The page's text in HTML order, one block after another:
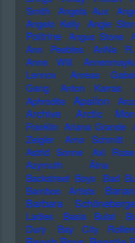
Smith
Angela Aux
Angelo Kelly
Angie
Poitrine Angus Stone
Ann Peebles
AnNa R.
Anne Will
Lennox
Anreas
Gang
Anton Karras
Aphrodite Apsilon
Archive Arctic
Franklin Ariana Grande
Zeigler
Arno Schmitt
Astrid Sonne
Axl Rose
Azymuth Ätna
Backstreet Boys
Bad
Bamboo Artists
Barbara
Ladies
Basia Bulat
Dury
Bay City